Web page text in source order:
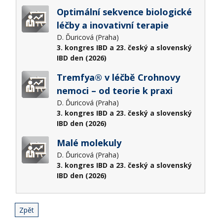
Optimální sekvence biologické
léčby a inovativní terapie
D. Ďuricová (Praha)
3. kongres IBD a 23. český a slovenský
IBD den (2026)
Tremfya® v léčbě Crohnovy
nemoci – od teorie k praxi
D. Ďuricová (Praha)
3. kongres IBD a 23. český a slovenský
IBD den (2026)
Malé molekuly
D. Ďuricová (Praha)
3. kongres IBD a 23. český a slovenský
IBD den (2026)
Zpět